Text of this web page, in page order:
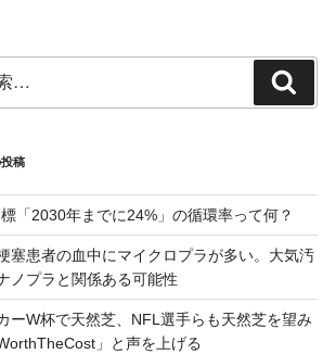
索
稿
「2030年までに24%」の循環率って何？
塞患者の血中にマイクロプラが多い。大気汚
ノプラと関係ある可能性
ーW杯で天然芝、NFL選手らも天然芝を望み
」と声を上げる